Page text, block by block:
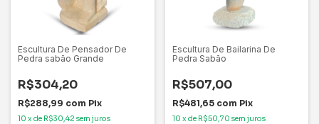
Escultura De Pensador De
Pedra sabão Grande
R$304,20
R$288,99 com Pix
10 x de R$30,42 sem juros
Escultura De Bailarina De
Pedra Sabão
R$507,00
R$481,65 com Pix
10 x de R$50,70 sem juros